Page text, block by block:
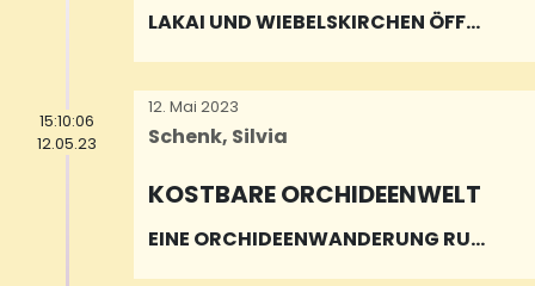
LAKAI UND WIEBELSKIRCHEN ÖFFNE
15:10:06
12.05.23
12. Mai 2023
Schenk, Silvia
KOSTBARE ORCHIDEENWELT
EINE ORCHIDEENWANDERUNG RUN